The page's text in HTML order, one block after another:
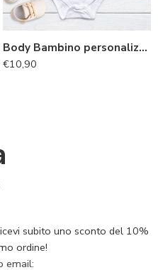
Body Bambino personalizzato con Nome per la mamma
€10,90
subito uno sconto del 10%
ordine!
email: